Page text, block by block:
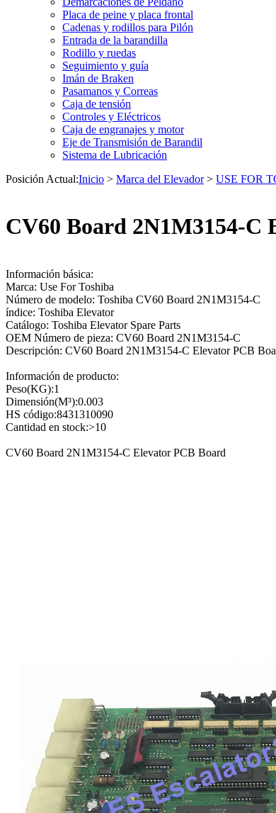
Placa de peine y placa frontal
Cadenas y rodillos para Pilón
Entrada de la barandilla
Rodillo y ruedas
Seguimiento y guía
Imán de Braken
Pasamanos y Correas
Caja de tensión
Controles y Eléctricos
Caja de engranajes y motor
Eje de Transmisión de Barandil
Sistema de Lubricación
Posición Actual:Inicio > Marca del Elevador> USE FOR
CV60 Board 2N1M3154-C
Información básica:
Marca: Use For Toshiba
Número de modelo: Toshiba CV60 Board 2N1M3154-C
índice: Toshiba Elevator
Catálogo: Toshiba Elevator Spare Parts
OEM Número de pieza: CV60 Board 2N1M3154-C
Descripción: CV60 Board 2N1M3154-C Elevator PCB
Información de producto:
Peso(KG):1
Dimensión(M³):0.003
HS código:8431310090
Cantidad en stock:>10
CV60 Board 2N1M3154-C Elevator PCB Board